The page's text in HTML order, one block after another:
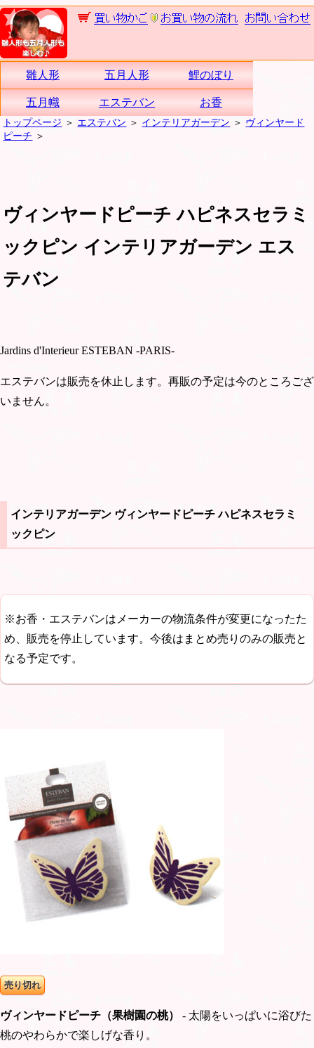
雛人形 五月人形 鯉のぼり
五月幟 エステバン お香
トップページ ＞ エステバン ＞ インテリアガーデン ＞ ヴィンヤード
ピーチ ＞
ヴィンヤードピーチ ハピネスセラミ
ックピン インテリアガーデン エス
テバン
Jardins d'Interieur ESTEBAN -PARIS-
エステバンは販売を休止します。再販の予定は今のところござ
いません。
インテリアガーデン ヴィンヤードピーチ ハピネスセラミ
ックピン
※お香・エステバンはメーカーの物流条件が変更になったた
め、販売を停止しています。今後はまとめ売りのみの販売と
なる予定です。
売り切れ
ヴィンヤードピーチ（果樹園の桃）
- 太陽をいっぱいに浴びた
桃のやわらかで楽しげな香り。